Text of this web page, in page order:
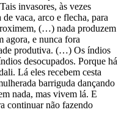
invasores, às vezes
vaca, arco e flecha, para
(…) nada produzem
agora, e nunca fora
produtiva. (…) Os índios
desocupados. Porque há
Lá eles recebem cesta
barriguda dançando
nada, mas vivem lá. E
continuar não fazendo